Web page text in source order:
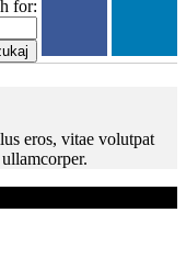
for:
eros, vitae volutpat